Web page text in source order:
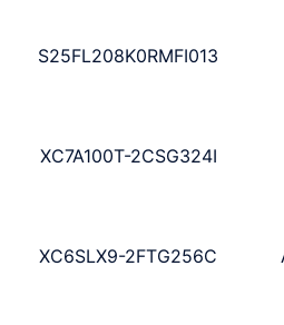
S25FL208K0RMFI013
XC7A100T-2CSG324I
XC6SLX9-2FTG256C